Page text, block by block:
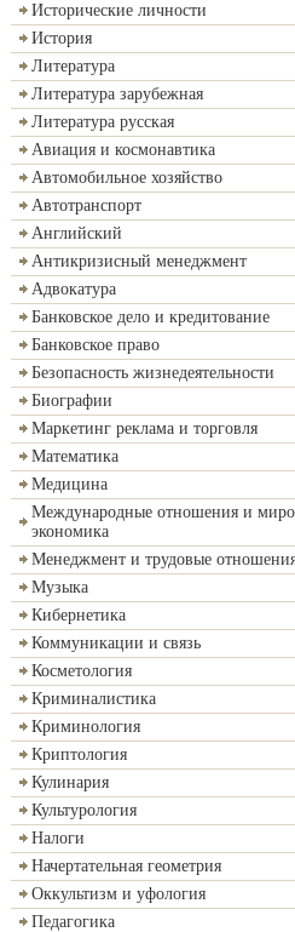
Исторические личности
История
Литература
Литература зарубежная
Литература русская
Авиация и космонавтика
Автомобильное хозяйство
Автотранспорт
Английский
Антикризисный менеджмент
Адвокатура
Банковское дело и кредитование
Банковское право
Безопасность жизнедеятельности
Биографии
Маркетинг реклама и торговля
Математика
Медицина
Международные отношения и
экономика
Менеджмент и трудовые
Музыка
Кибернетика
Коммуникации и связь
Косметология
Криминалистика
Криминология
Криптология
Кулинария
Культурология
Налоги
Начертательная геометрия
Оккультизм и уфология
Педагогика